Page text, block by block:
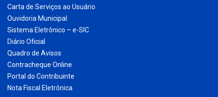
Carta de Serviços ao Usuário
Ouvidoria Municipal
Sistema Eletrônico – e-SIC
Diário Oficial
Quadro de Avisos
Contracheque Online
Portal do Contribuinte
Nota Fiscal Eletrônica